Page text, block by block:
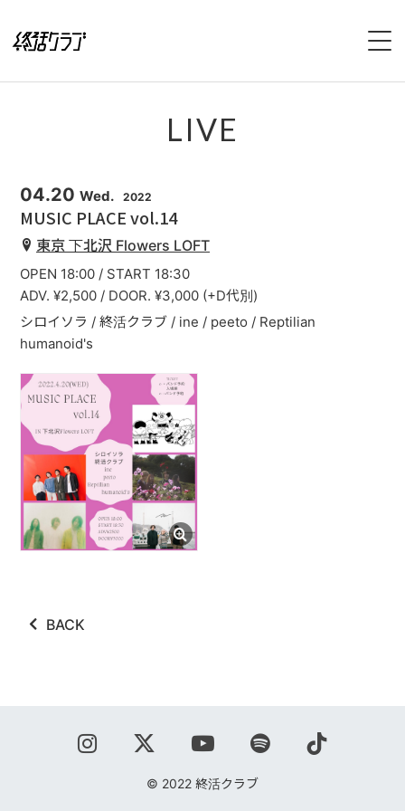
1stFullAlbum『終活のススメ』特設サイト
2ndFullAlbum『終活のてびき』特設サイト
NEWS
LIVE
ABOUT
VIDEO
DISCOGRAPHY
GOODS
REQUEST
LIVE
04.20 Wed. 2022
MUSIC PLACE vol.14
東京 下北沢 Flowers LOFT
OPEN 18:00 / START 18:30
ADV. ¥2,500 / DOOR. ¥3,000 (+D代別)
シロイソラ / 終活クラブ / ine / peeto / Reptilian
humanoid's
BACK
© 2022 終活クラブ